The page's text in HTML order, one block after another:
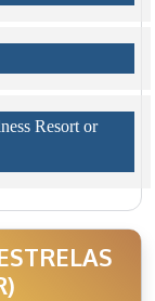
Resort or